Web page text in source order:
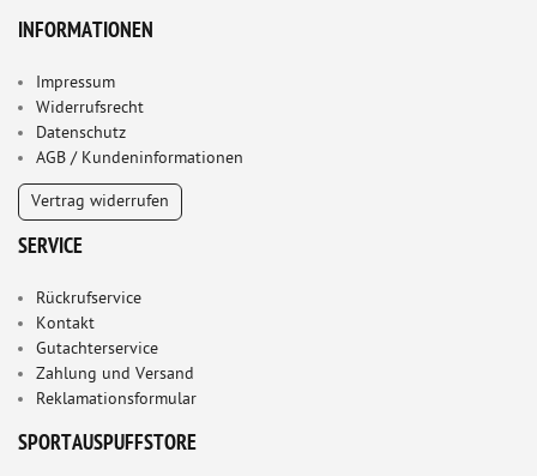
INFORMATIONEN
Impressum
Widerrufsrecht
Datenschutz
AGB / Kundeninformationen
Vertrag widerrufen
SERVICE
Rückrufservice
Kontakt
Gutachterservice
Zahlung und Versand
Reklamationsformular
SPORTAUSPUFFSTORE